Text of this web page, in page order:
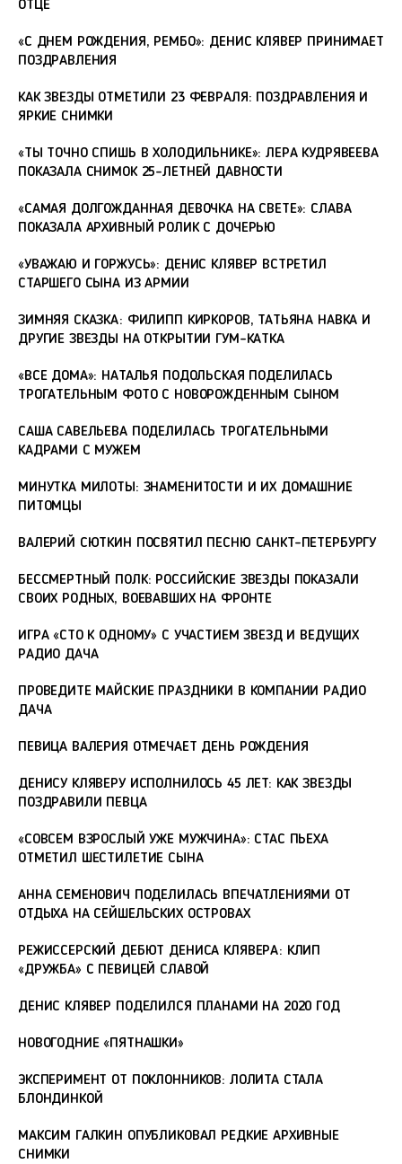
ОТЦЕ
«С ДНЕМ РОЖДЕНИЯ, РЕМБО»: ДЕНИС КЛЯВЕР ПРИНИМАЕТ
ПОЗДРАВЛЕНИЯ
КАК ЗВЕЗДЫ ОТМЕТИЛИ 23 ФЕВРАЛЯ: ПОЗДРАВЛЕНИЯ И
ЯРКИЕ СНИМКИ
«ТЫ ТОЧНО СПИШЬ В ХОЛОДИЛЬНИКЕ»: ЛЕРА КУДРЯВЕЕВА
ПОКАЗАЛА СНИМОК 25-ЛЕТНЕЙ ДАВНОСТИ
«САМАЯ ДОЛГОЖДАННАЯ ДЕВОЧКА НА СВЕТЕ»: СЛАВА
ПОКАЗАЛА АРХИВНЫЙ РОЛИК С ДОЧЕРЬЮ
«УВАЖАЮ И ГОРЖУСЬ»: ДЕНИС КЛЯВЕР ВСТРЕТИЛ
СТАРШЕГО СЫНА ИЗ АРМИИ
ЗИМНЯЯ СКАЗКА: ФИЛИПП КИРКОРОВ, ТАТЬЯНА НАВКА И
ДРУГИЕ ЗВЕЗДЫ НА ОТКРЫТИИ ГУМ-КАТКА
«ВСЕ ДОМА»: НАТАЛЬЯ ПОДОЛЬСКАЯ ПОДЕЛИЛАСЬ
ТРОГАТЕЛЬНЫМ ФОТО С НОВОРОЖДЕННЫМ СЫНОМ
САША САВЕЛЬЕВА ПОДЕЛИЛАСЬ ТРОГАТЕЛЬНЫМИ
КАДРАМИ С МУЖЕМ
МИНУТКА МИЛОТЫ: ЗНАМЕНИТОСТИ И ИХ ДОМАШНИЕ
ПИТОМЦЫ
ВАЛЕРИЙ СЮТКИН ПОСВЯТИЛ ПЕСНЮ САНКТ-ПЕТЕРБУРГУ
БЕССМЕРТНЫЙ ПОЛК: РОССИЙСКИЕ ЗВЕЗДЫ ПОКАЗАЛИ
СВОИХ РОДНЫХ, ВОЕВАВШИХ НА ФРОНТЕ
ИГРА «СТО К ОДНОМУ» С УЧАСТИЕМ ЗВЕЗД И ВЕДУЩИХ
РАДИО ДАЧА
ПРОВЕДИТЕ МАЙСКИЕ ПРАЗДНИКИ В КОМПАНИИ РАДИО
ДАЧА
ПЕВИЦА ВАЛЕРИЯ ОТМЕЧАЕТ ДЕНЬ РОЖДЕНИЯ
ДЕНИСУ КЛЯВЕРУ ИСПОЛНИЛОСЬ 45 ЛЕТ: КАК ЗВЕЗДЫ
ПОЗДРАВИЛИ ПЕВЦА
«СОВСЕМ ВЗРОСЛЫЙ УЖЕ МУЖЧИНА»: СТАС ПЬЕХА
ОТМЕТИЛ ШЕСТИЛЕТИЕ СЫНА
АННА СЕМЕНОВИЧ ПОДЕЛИЛАСЬ ВПЕЧАТЛЕНИЯМИ ОТ
ОТДЫХА НА СЕЙШЕЛЬСКИХ ОСТРОВАХ
РЕЖИССЕРСКИЙ ДЕБЮТ ДЕНИСА КЛЯВЕРА: КЛИП
«ДРУЖБА» С ПЕВИЦЕЙ СЛАВОЙ
ДЕНИС КЛЯВЕР ПОДЕЛИЛСЯ ПЛАНАМИ НА 2020 ГОД
НОВОГОДНИЕ «ПЯТНАШКИ»
ЭКСПЕРИМЕНТ ОТ ПОКЛОННИКОВ: ЛОЛИТА СТАЛА
БЛОНДИНКОЙ
МАКСИМ ГАЛКИН ОПУБЛИКОВАЛ РЕДКИЕ АРХИВНЫЕ
СНИМКИ